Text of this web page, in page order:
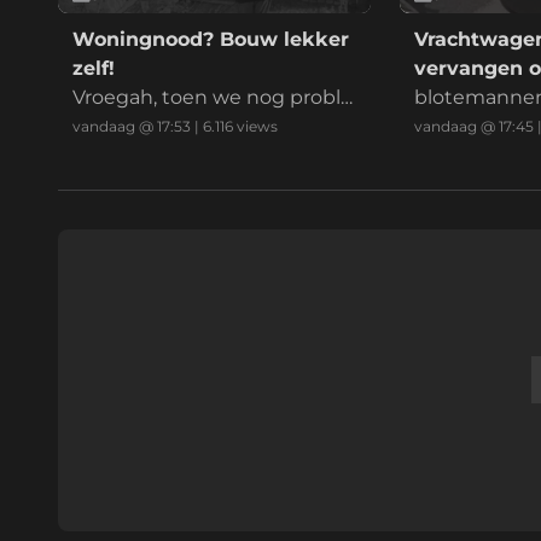
Woningnood? Bouw lekker
zelf!
Vroegah, toen we nog proble
men oplosten met de hand
vandaag @ 17:53 | 6.116 views
vervangen
met
vandaag @ 17:45|